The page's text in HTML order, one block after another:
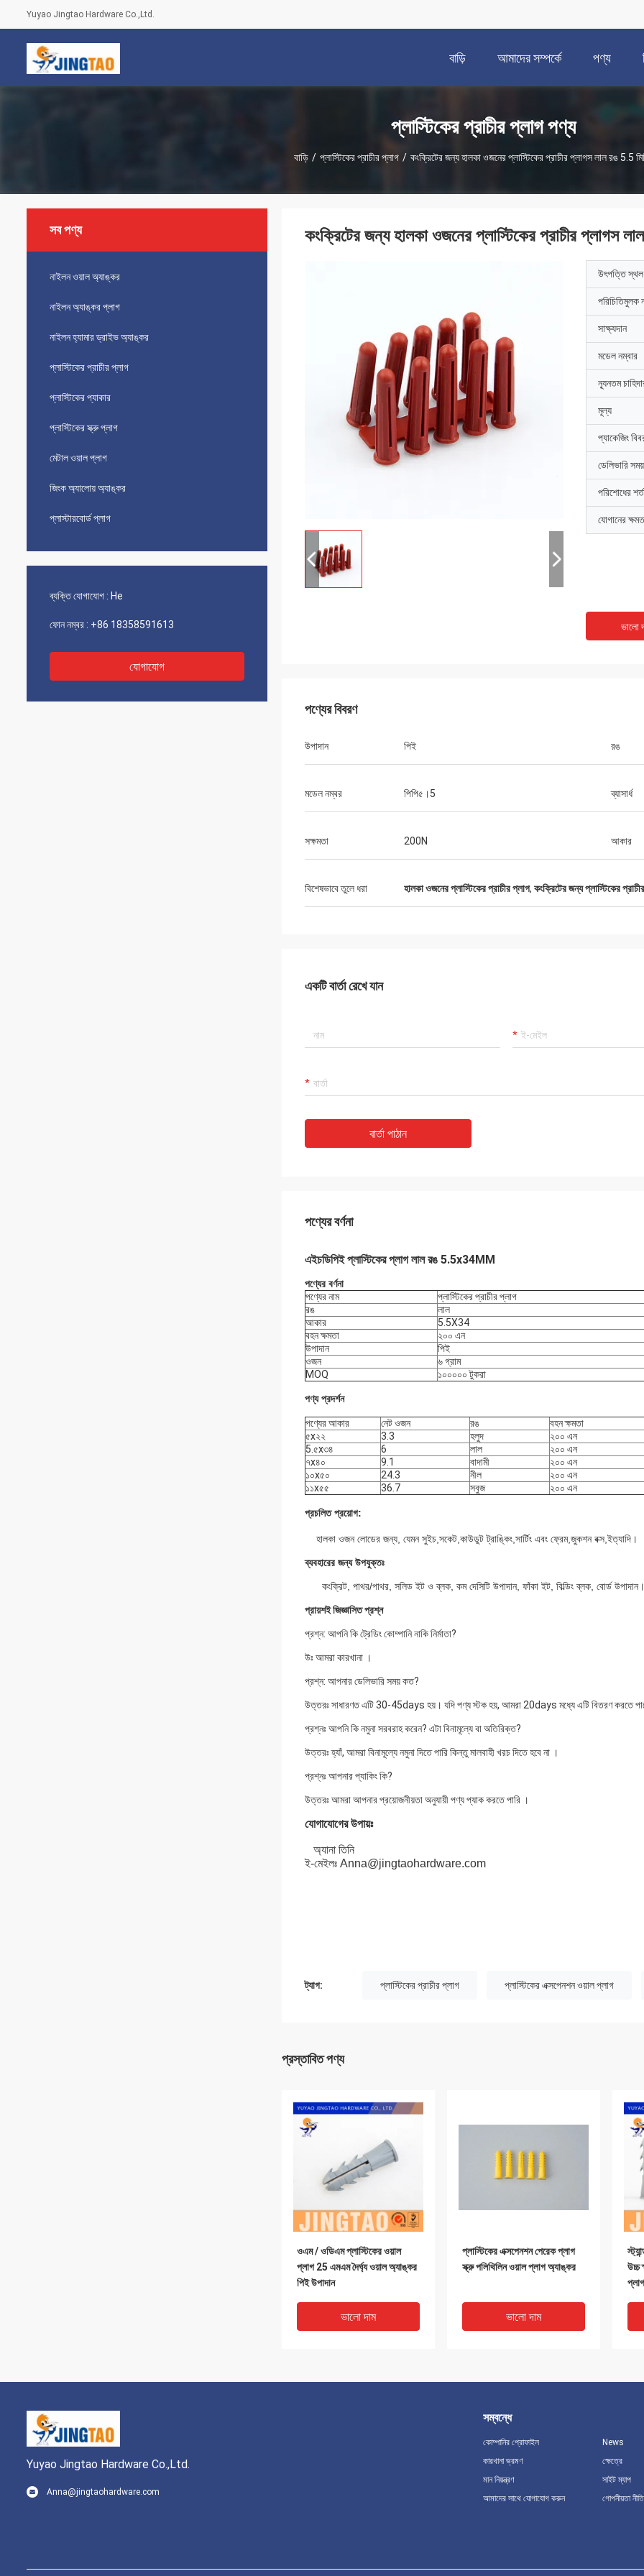
Yuyao Jingtao Hardware Co.,Ltd.
বাড়ি আমাদের সম্পর্কে পণ্য
প্লাস্টিকের প্রাচীর প্লাগ পণ্য
বাড়ি / প্লাস্টিকের প্রাচীর প্লাগ / কংক্রিটের জন্য হালকা ওজনের প্লাস্টিকের প্রাচীর প্লাগস লাল রঙ 5.5
সব পণ্য
নাইলন ওয়াল অ্যাঙ্কর
নাইলন অ্যাঙ্কর প্লাগ
নাইলন হ্যামার ড্রাইভ অ্যাঙ্কর
প্লাস্টিকের প্রাচীর প্লাগ
প্লাস্টিকের প্যাকার
প্লাস্টিকের স্ক্রু প্লাগ
মেটাল ওয়াল প্লাগ
জিংক অ্যালোয় অ্যাঙ্কর
প্লাস্টারবোর্ড প্লাগ
ব্যক্তি যোগাযোগ : He
ফোন নম্বর : +86 18358591613
যোগাযোগ
কংক্রিটের জন্য হালকা ওজনের প্লাস্টিকের প্রাচীর প্লাগস
উৎপত্তি স্থল
পরিচিতিমুলক
সাক্ষ্যদান
মডেল নম্বার
ন্যূনতম
মূল্য
প্যাকেজিং
ডেলিভারি সময়
পরিশোধের শর্ত
যোগানের
ভালো
পণ্যের বিবরণ
উপাদান পিই রঙ
মডেল নম্বর পিপি৫।5 ব্যাসার্ধ
সক্ষমতা 200N আকার
বিশেষভাবে তুলে ধরা হালকা ওজনের প্লাস্টিকের প্রাচীর প্লাগ, কংক্রিটের জন্য প্লাস্টিকের
একটি বার্তা রেখে যান
বার্তা পাঠান
পণ্যের বর্ণনা
এইচডিপিই প্লাস্টিকের প্লাগ লাল রঙ 5.5x34MM
পণ্যের বর্ণনা
পণ্যের নাম
প্লাস্টিকের প্রাচীর প্লাগ
রঙ
লাল
আকার
5.5X34
বহন ক্ষমতা
২০০ এন
উপাদান
পিই
ওজন
৬ গ্রাম
MOQ
১০০০০০ টুকরা
পণ্য প্রদর্শন
পণ্যের আকার নেট ওজন রঙ বহন ক্ষমতা
৫x২২
3.3 হলুদ ২০০ এন
5.৫x৩৪
6 লাল ২০০ এন
৭x৪০
9.1 বাদামী ২০০ এন
১০x৫০
24.3 নীল ২০০ এন
১১x৫৫
36.7 সবুজ ২০০ এন
প্রচলিত প্রয়োগ:
হালকা ওজন লোডের জন্য, যেমন সুইচ,সকেট,কাউডুট ট্রাঙ্কিং,সার্টিং এবং ফ্রেম,জুকশন বক্স,ইত্যাদি।
ব্যবহারের জন্য উপযুক্তঃ
কংক্রিট, পাথর/পাথর, সলিড ইট ও ব্লক, কম দেসিটি উপাদান, ফাঁকা ইট, বিল্ডিং ব্লক, বোর্ড উপাদান।
প্রায়শই জিজ্ঞাসিত প্রশ্ন
প্রশ্ন: আপনি কি ট্রেডিং কোম্পানি নাকি নির্মাতা?
উঃ আমরা কারখানা ।
প্রশ্ন: আপনার ডেলিভারি সময় কত?
উত্তরঃ সাধারণত এটি 30-45days হয়। যদি পণ্য স্টক হয়, আমরা 20days মধ্যে এটি বিতরণ করতে
প্রশ্নঃ আপনি কি নমুনা সরবরাহ করেন? এটা বিনামূল্যে বা অতিরিক্ত?
উত্তরঃ হ্যাঁ, আমরা বিনামূল্যে নমুনা দিতে পারি কিন্তু মালবাহী খরচ দিতে হবে না ।
প্রশ্নঃ আপনার প্যাকিং কি?
উত্তরঃ আমরা আপনার প্রয়োজনীয়তা অনুযায়ী পণ্য প্যাক করতে পারি ।
যোগাযোগের উপায়ঃ
অ্যানা তিনি
ই-মেইলঃ Anna@jingtaohardware.com
ট্যাগ: প্লাস্টিকের প্রাচীর প্লাগ প্লাস্টিকের এক্সপেনশন ওয়াল প্লাগ
প্রস্তাবিত পণ্য
ওএম / ওডিএম প্লাস্টিকের ওয়াল
প্লাগ 25 এমএম দৈর্ঘ্য ওয়াল অ্যাঙ্কর
পিই উপাদান
ভালো দাম
প্লাস্টিকের এক্সপেনশন পেরেক প্লাগ
স্ক্রু পলিথিলিন ওয়াল প্লাগ অ্যাঙ্কর
ভালো দাম
উচ্চ
প্লাগ
Yuyao Jingtao Hardware Co.,Ltd.
Anna@jingtaohardware.com
সম্বন্ধে
কোম্পানির প্রোফাইল
কারখানা ভ্রমণ
মান নিয়ন্ত্রণ
আমাদের সাথে যোগাযোগ করুন
News
ক্ষেত্রে
সাইট ম্যাপ
গোপনীয়তা নীতি